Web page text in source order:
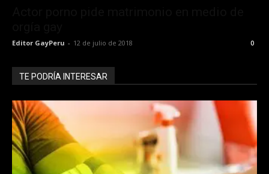
Editor GayPeru - 12 de julio de 2018 0
TE PODRÍA INTERESAR